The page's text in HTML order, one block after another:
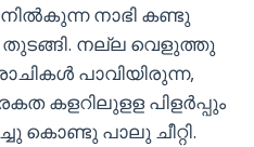
നാഭി കണ്ടു
നല്ല വെളുത്തു
പാവിയിരുന്ന,
കളറിലുളള പിളർപ്പും
കൊണ്ടു പാലു ചീറ്റി.